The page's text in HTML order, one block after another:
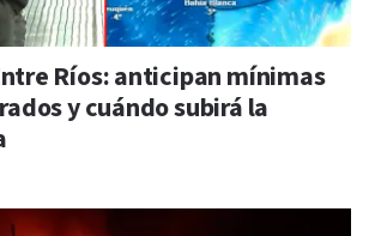
Ríos: anticipan mínimas
y cuándo subirá la